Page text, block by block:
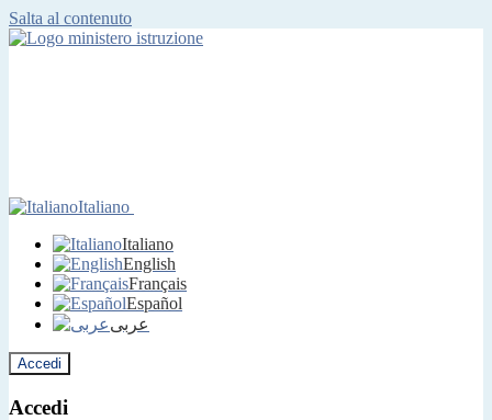
Salta al contenuto
Italiano
Italiano
English
Français
Español
عربى
Accedi
Accedi